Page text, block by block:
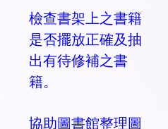
檢查書架上之書籍
是否擺放正確及抽
出有待修補之書
籍。
協助圖書館整理圖